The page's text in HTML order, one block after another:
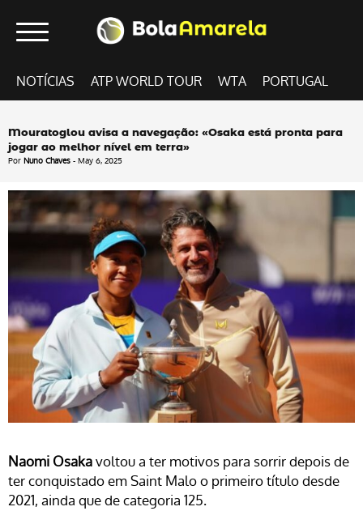
NOTÍCIAS ATP WORLD TOUR WTA PORTUGAL
Mouratoglou avisa a navegação: «Osaka está pronta para
jogar ao melhor nível em terra»
Por Nuno Chaves - May 6, 2025
Naomi Osakavoltou a ter motivos para sorrir depois de
ter conquistado em Saint Malo o primeiro título desde
2021, ainda que de categoria 125.